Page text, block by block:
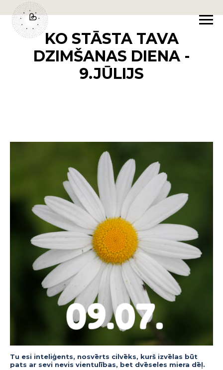
KO STĀSTA TAVA
DZIMŠANAS DIENA -
9.JŪLIJS
Tu esi inteliģents, nosvērts cilvēks, kurš izvēlas būt
pats ar sevi nevis vientulības, bet dvēseles miera dēļ.